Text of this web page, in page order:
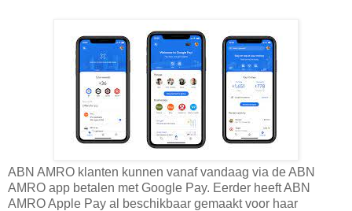
ABN AMRO klanten kunnen vanaf vandaag via de ABN
AMRO app betalen met Google Pay. Eerder heeft ABN
AMRO Apple Pay al beschikbaar gemaakt voor haar